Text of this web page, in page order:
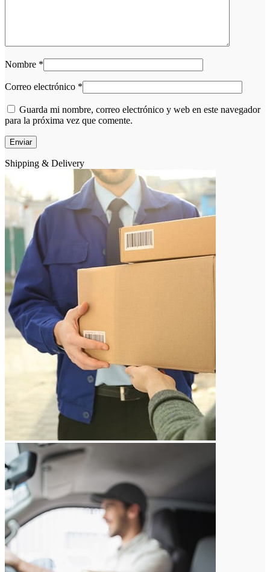
Nombre *
Correo electrónico *
Guarda mi nombre, correo electrónico y web en este navegador
para la próxima vez que comente.
Shipping & Delivery